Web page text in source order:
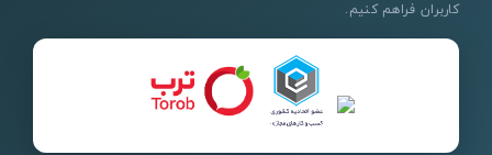
کاربران فراهم کنیم.